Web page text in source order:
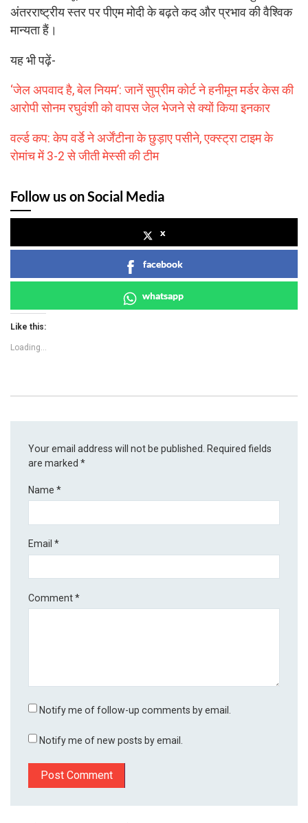
अंतरराष्ट्रीय स्तर पर पीएम मोदी के बढ़ते कद और प्रभाव की वैश्विक
मान्यता हैं।
यह भी पढ़ें-
‘जेल अपवाद है, बेल नियम’: जानें सुप्रीम कोर्ट ने हनीमून मर्डर केस की
आरोपी सोनम रघुवंशी को वापस जेल भेजने से क्यों किया इनकार
वर्ल्ड कप: केप वर्डे ने अर्जेंटीना के छुड़ाए पसीने, एक्स्ट्रा टाइम के
रोमांच में 3-2 से जीती मेस्सी की टीम
Follow us on Social Media
x
facebook
whatsapp
Like this:
Loading...
Your email address will not be published. Required fields
are marked*
Name*
Email*
Comment*
Notify me of follow-up comments by email.
Notify me of new posts by email.